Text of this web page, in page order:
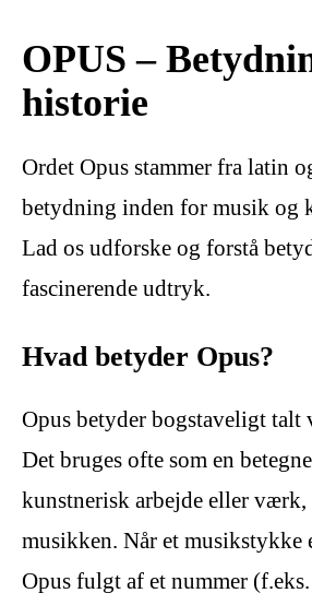
OPUS –
historie
Ordet Opus stammer fra latin
betydning inden for musik og
Lad os udforske og forstå
fascinerende udtryk.
Hvad betyder Opus?
Opus betyder bogstaveligt
Det bruges ofte som en
kunstnerisk arbejde eller
musikken. Når et musikstykke
Opus fulgt af et nummer